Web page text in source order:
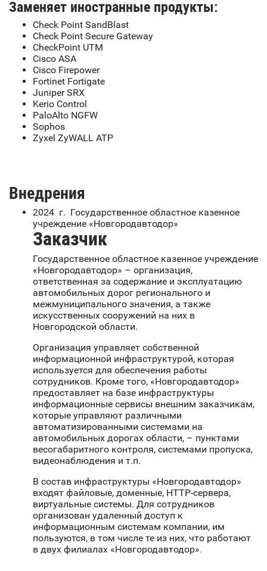
Заменяет иностранные продукты:
Check Point SandBlast
Check Point Secure Gateway
CheckPoint UTM
Cisco ASA
Cisco Firepower
Fortinet Fortigate
Juniper SRX
Kerio Control
PaloAlto NGFW
Sophos
Zyxel ZyWALL ATP
Внедрения
2024 г. Государственное областное казенное
учреждение «Новгородавтодор»
Заказчик
Государственное областное казенное учреждение
«Новгородавтодор» – организация,
ответственная за содержание и эксплуатацию
автомобильных дорог регионального и
межмуниципального значения, а также
искусственных сооружений на них в
Новгородской области.
Организация управляет собственной
информационной инфраструктурой, которая
используется для обеспечения работы
сотрудников. Кроме того, «Новгородавтодор»
предоставляет на базе инфраструктуры
информационные сервисы внешним заказчикам,
которые управляют различными
автоматизированными системами на
автомобильных дорогах области, – пунктами
весогабаритного контроля, системами пропуска,
видеонаблюдения и т.п.
В состав инфраструктуры «Новгородавтодор»
входят файловые, доменные, HTTP-сервера,
виртуальные системы. Для сотрудников
организован удаленный доступ к
информационным системам компании, им
пользуются, в том числе те из них, что работают
в двух филиалах «Новгородавтодор».